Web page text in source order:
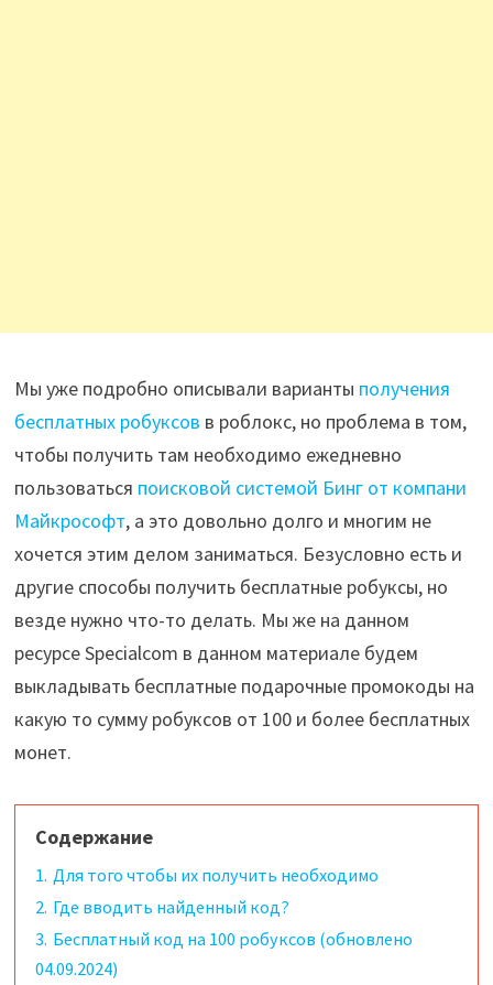
Мы уже подробно описывали варианты получения
бесплатных робуксов в роблокс, но проблема в том,
чтобы получить там необходимо ежедневно
пользоваться поисковой системой Бинг от компани
Майкрософт, а это довольно долго и многим не
хочется этим делом заниматься. Безусловно есть и
другие способы получить бесплатные робуксы, но
везде нужно что-то делать. Мы же на данном
ресурсе Specialcom в данном материале будем
выкладывать бесплатные подарочные промокоды на
какую то сумму робуксов от 100 и более бесплатных
монет.
Содержание
1. Для того чтобы их получить необходимо
2. Где вводить найденный код?
3. Бесплатный код на 100 робуксов (обновлено
04.09.2024)